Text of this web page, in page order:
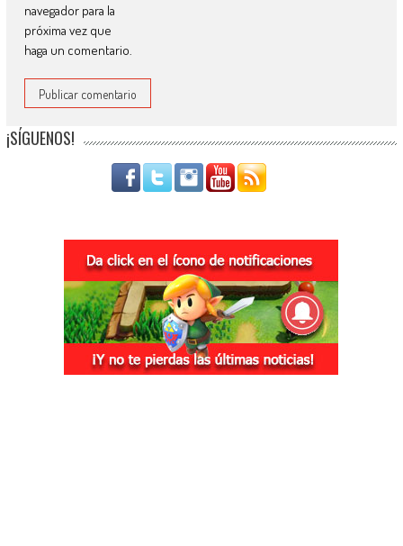
navegador para la
próxima vez que
haga un comentario.
¡SÍGUENOS!